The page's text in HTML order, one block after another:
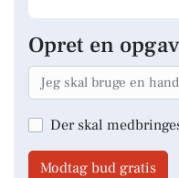
Opret en
Der skal
Modtag bud gratis